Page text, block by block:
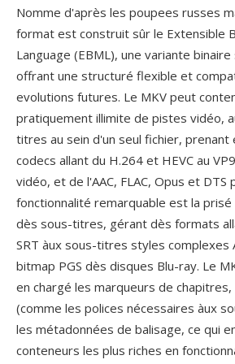
Nomme d'après les poupees russes
format est construit sûr le Extensible
Language (EBML), une variante
offrant une structuré flexible et
evolutions futures. Le MKV peut
pratiquement illimite de pistes vidéo,
titres au sein d'un seul fichier, prenant
codecs allant du H.264 et HEVC au
vidéo, et de l'AAC, FLAC, Opus et DTS
fonctionnalité remarquable est la
dès sous-titres, gérant dès formats
SRT àux sous-titres styles complexes
bitmap PGS dès disques Blu-ray. Le
en chargé les marqueurs de
(comme les polices nécessaires àux
les métadonnées de balisage, ce qui
conteneurs les plus riches en